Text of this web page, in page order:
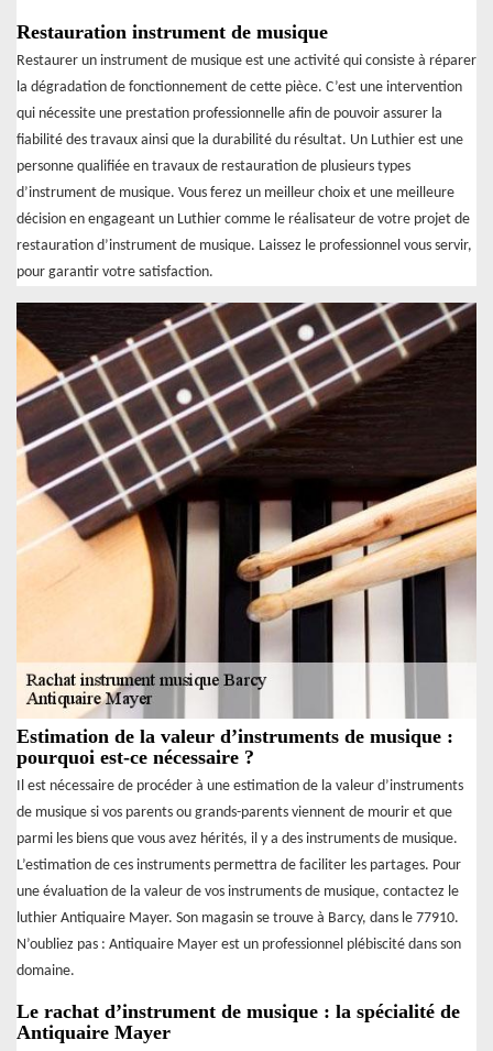
Restauration instrument de musique
Restaurer un instrument de musique est une activité qui consiste à réparer
la dégradation de fonctionnement de cette pièce. C’est une intervention
qui nécessite une prestation professionnelle afin de pouvoir assurer la
fiabilité des travaux ainsi que la durabilité du résultat. Un Luthier est une
personne qualifiée en travaux de restauration de plusieurs types
d’instrument de musique. Vous ferez un meilleur choix et une meilleure
décision en engageant un Luthier comme le réalisateur de votre projet de
restauration d’instrument de musique. Laissez le professionnel vous servir,
pour garantir votre satisfaction.
Estimation de la valeur d’instruments de musique :
pourquoi est-ce nécessaire ?
Il est nécessaire de procéder à une estimation de la valeur d’instruments
de musique si vos parents ou grands-parents viennent de mourir et que
parmi les biens que vous avez hérités, il y a des instruments de musique.
L’estimation de ces instruments permettra de faciliter les partages. Pour
une évaluation de la valeur de vos instruments de musique, contactez le
luthier Antiquaire Mayer. Son magasin se trouve à Barcy, dans le 77910.
N’oubliez pas : Antiquaire Mayer est un professionnel plébiscité dans son
domaine.
Le rachat d’instrument de musique : la spécialité de
Antiquaire Mayer